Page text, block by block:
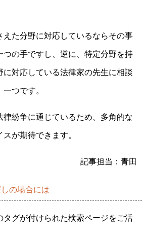
えた分野に対応しているならその事
つの手ですし、逆に、特定分野を持
に対応している法律家の先生に相談
つです。
律紛争に通じているため、多角的な
が期待できます。
記事担当：青田
の場合には
タグが付けられた検索ページをご活